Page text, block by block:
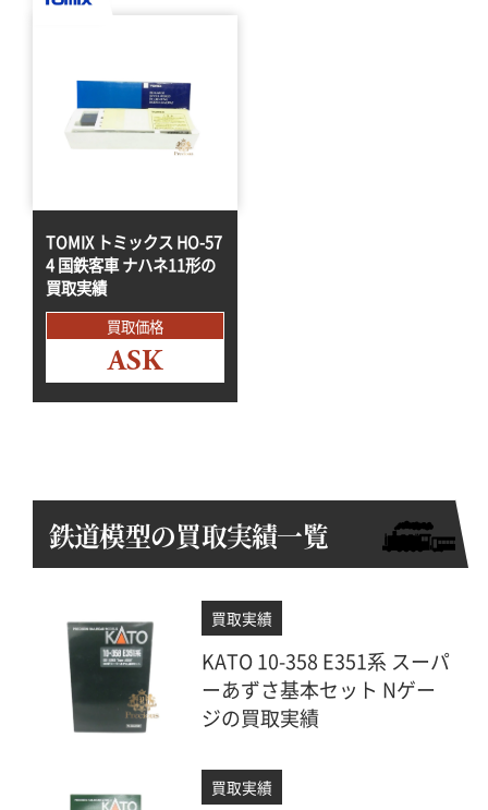
TOMIX トミックス HO-57
4 国鉄客車 ナハネ11形の
買取実績
買取価格
ASK
鉄道模型の買取実績一覧
KATO 10-358 E351系 スーパ
ーあずさ基本セット Nゲー
ジの買取実績
買取実績
買取実績